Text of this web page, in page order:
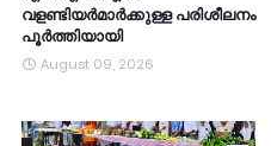
വളണ്ടിയർമാർക്കുള്ള പരിശീലനം
പൂർത്തിയായി
August 09, 2026